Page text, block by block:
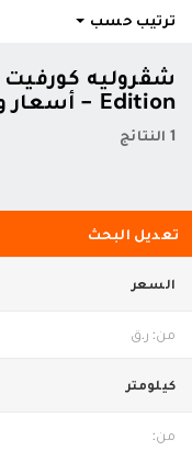
ترتيب حسب
Edition - أسعار ومواصفات
1 النتائج
تعديل البحث
السعر
كيلومتر